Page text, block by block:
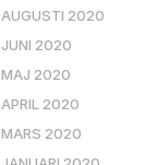
AUGUSTI 2020
JUNI 2020
MAJ 2020
APRIL 2020
MARS 2020